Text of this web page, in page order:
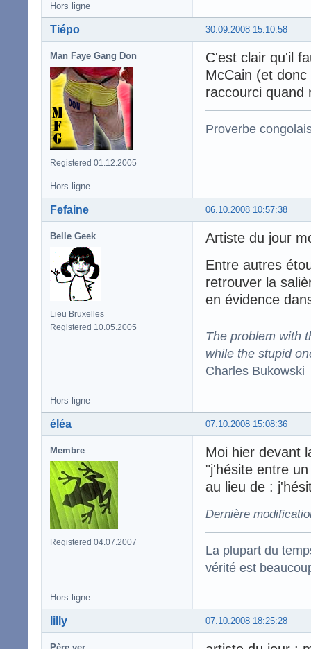
Hors ligne
30.09.2008 15:10:58
Tiépo
Man Faye Gang Don
Registered 01.12.2005
C'est clair qu'il
McCain (et
raccourci quand
Proverbe
Hors ligne
06.10.2008 10:57:38
Fefaine
Belle Geek
Lieu Bruxelles
Registered 10.05.2005
Artiste du jour
Entre autres
retrouver la
en évidence
The problem with
while the stupid
Charles Bukowski
Hors ligne
07.10.2008 15:08:36
éléa
Membre
Registered 04.07.2007
Moi hier devant
"j'hésite entre
au lieu de :
Dernière
La plupart du
vérité est
Hors ligne
07.10.2008 18:25:28
lilly